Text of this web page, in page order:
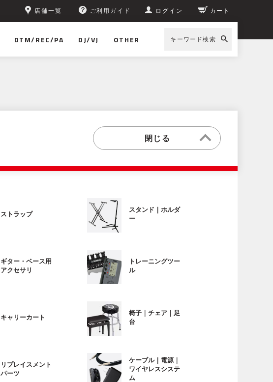
店舗一覧 ご利用ガイド ログイン カート
DTM/REC/PA DJ/VJ OTHER キーワード検索
ストラップ
スタンド｜ホルダ
ー
ギター・ベース用
アクセサリ
トレーニングツー
ル
キャリーカート
椅子｜チェア｜足
台
リプレイスメント
パーツ
ケーブル｜電源｜
ワイヤレスシステ
ム